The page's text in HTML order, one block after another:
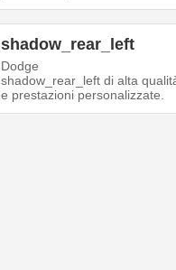
shadow_rear_left
Dodge
shadow_rear_left di alta
e prestazioni personalizzate.